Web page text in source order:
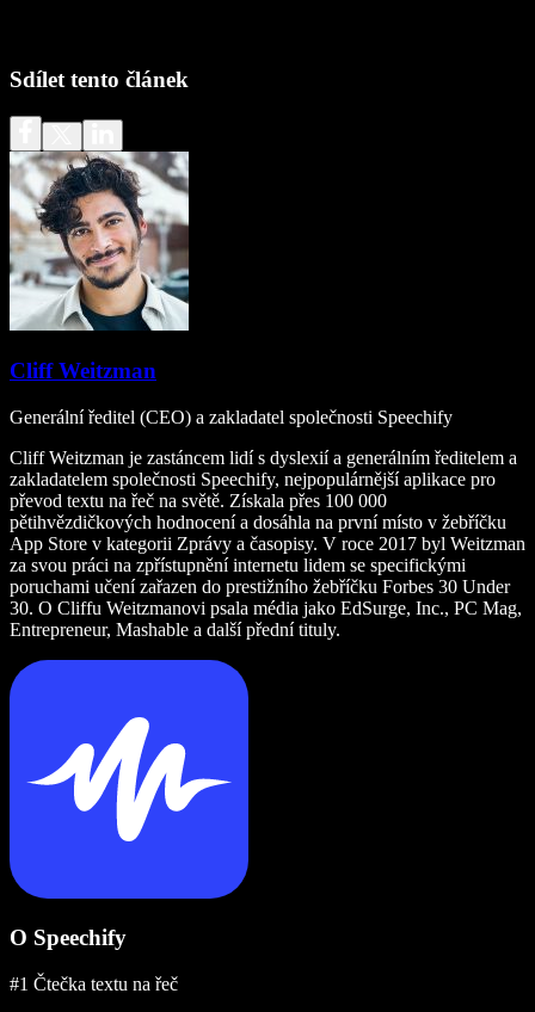
Sdílet tento článek
Cliff Weitzman
Generální ředitel (CEO) a zakladatel společnosti Speechify
Cliff Weitzman je zastáncem lidí s dyslexií a generálním ředitelem a
zakladatelem společnosti Speechify, nejpopulárnější aplikace pro
převod textu na řeč na světě. Získala přes 100 000
pětihvězdičkových hodnocení a dosáhla na první místo v žebříčku
App Store v kategorii Zprávy a časopisy. V roce 2017 byl Weitzman
za svou práci na zpřístupnění internetu lidem se specifickými
poruchami učení zařazen do prestižního žebříčku Forbes 30 Under
30. O Cliffu Weitzmanovi psala média jako EdSurge, Inc., PC Mag,
Entrepreneur, Mashable a další přední tituly.
O Speechify
#1 Čtečka textu na řeč